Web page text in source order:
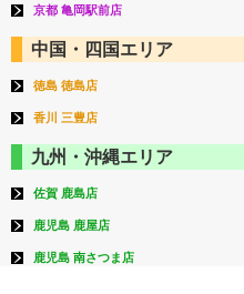
京都 亀岡駅前店
中国・四国エリア
徳島 徳島店
香川 三豊店
九州・沖縄エリア
佐賀 鹿島店
鹿児島 鹿屋店
鹿児島 南さつま店